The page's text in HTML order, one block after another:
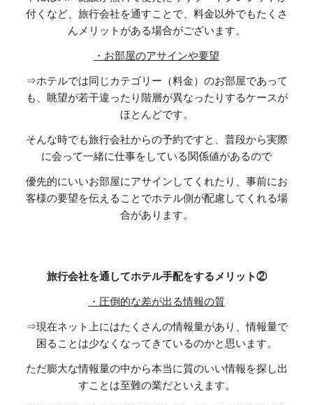
付くなど、旅行会社を通すことで、料金以外でもたくさ
んメリットがある場合がございます。
・お部屋のアサインや要望
⇒ホテルでは同じカテゴリー（料金）のお部屋であって
も、眺望が若干違ったり階層が異なったりするケースが
ほとんどです。
そんな時でも旅行会社からの予約ですと、普段から実際
に会って一緒に仕事をしている関係値があるので
優先的にいいお部屋にアサインしてくれたり、事前にお
客様の要望を伝えることでホテル側が配慮してくれる場
合があります。
旅行会社を通してホテル手配をするメリット②
・圧倒的な差が出る情報の質
⇒現在ネット上にはたくさんの情報量があり、情報量で
困ることは少なくなってきているのかと思います。
ただ膨大な情報量の中から本当に質のいい情報を探し出
すことは至難の業だといえます。